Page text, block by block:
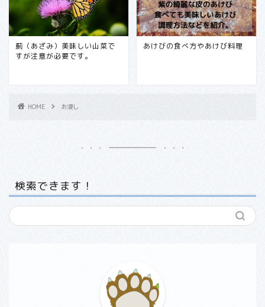
薊（あざみ）美味しい山菜で
すが注意が必要です。
あけびの食べ方やあけび料理
HOME お浸し
検索できます！